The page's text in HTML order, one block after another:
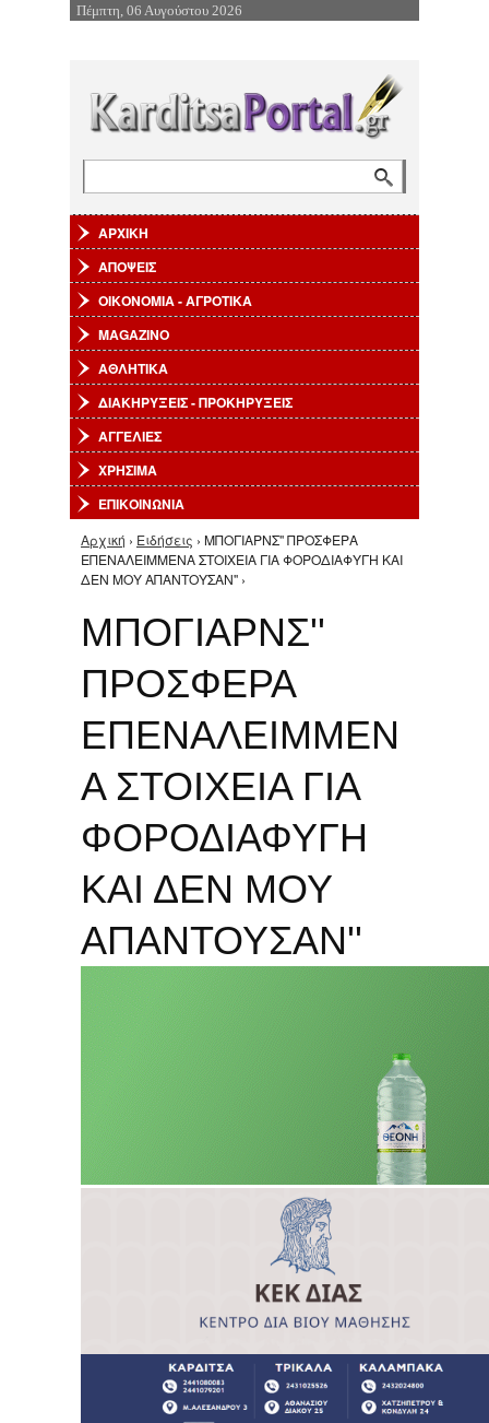
Επιστροφή στην Πλοήγηση
Πέμπτη, 06 Αυγούστου 2026
ΑΡΧΙΚΗ
ΑΠΟΨΕΙΣ
ΟΙΚΟΝΟΜΙΑ - ΑΓΡΟΤΙΚΑ
MAGAZINO
ΑΘΛΗΤΙΚΑ
ΔΙΑΚΗΡΥΞΕΙΣ - ΠΡΟΚΗΡΥΞΕΙΣ
ΑΓΓΕΛΙΕΣ
ΧΡΗΣΙΜΑ
ΕΠΙΚΟΙΝΩΝΙΑ
Είστε εδώ
Αρχική › Ειδήσεις › ΜΠΟΓΙΑΡΝΣ'' ΠΡΟΣΦΕΡΑ
ΕΠΕΝΑΛΕΙΜΜΕΝΑ ΣΤΟΙΧΕΙΑ ΓΙΑ ΦΟΡΟΔΙΑΦΥΓΗ ΚΑΙ
ΔΕΝ ΜΟΥ ΑΠΑΝΤΟΥΣΑΝ'' ›
ΜΠΟΓΙΑΡΝΣ''
ΠΡΟΣΦΕΡΑ
ΕΠΕΝΑΛΕΙΜΜΕΝ
Α ΣΤΟΙΧΕΙΑ ΓΙΑ
ΦΟΡΟΔΙΑΦΥΓΗ
ΚΑΙ ΔΕΝ ΜΟΥ
ΑΠΑΝΤΟΥΣΑΝ''